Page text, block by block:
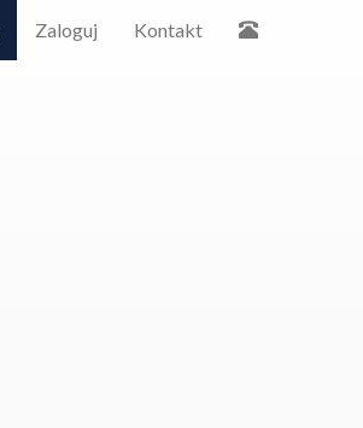
Zaloguj Kontakt